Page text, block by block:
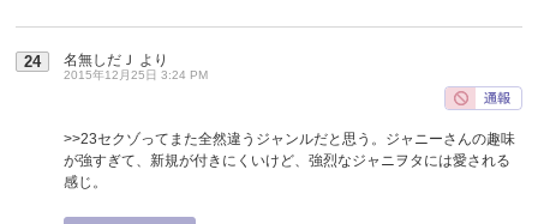
24 名無しだＪ より
2015年12月25日 3:24 PM
>>23セクゾってまた全然違うジャンルだと思う。ジャニーさんの趣味
が強すぎて、新規が付きにくいけど、強烈なジャニヲタには愛される
感じ。